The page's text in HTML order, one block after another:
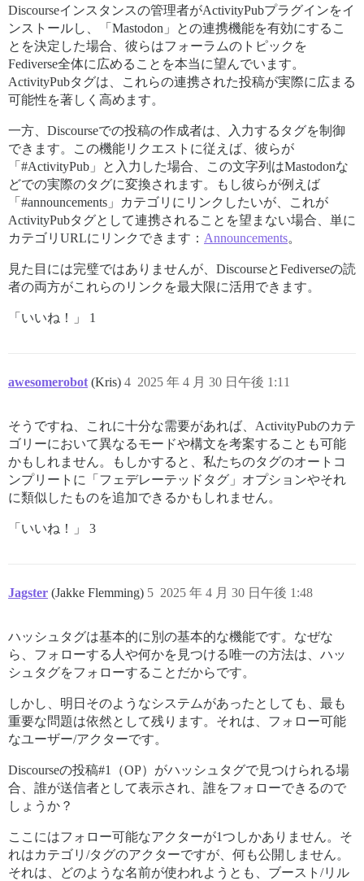
Discourseインスタンスの管理者がActivityPubプラグインをイ
ンストールし、「Mastodon」との連携機能を有効にするこ
とを決定した場合、彼らはフォーラムのトピックを
Fediverse全体に広めることを本当に望んでいます。
ActivityPubタグは、これらの連携された投稿が実際に広まる
可能性を著しく高めます。
一方、Discourseでの投稿の作成者は、入力するタグを制御
できます。この機能リクエストに従えば、彼らが
「 #ActivityPub」と入力した場合、この文字列はMastodonな
どでの実際のタグに変換されます。もし彼らが例えば
「 #announcements」カテゴリにリンクしたいが、これが
ActivityPubタグとして連携されることを望まない場合、単に
カテゴリURLにリンクできます ： Announcements。
見た目には完璧ではありませんが、DiscourseとFediverseの読
者の両方がこれらのリンクを最大限に活用できます。
「いいね！」 1
awesomerobot (Kris) 2025 年 4 月 30 日午後 1:11
4
そうですね、これに十分な需要があれば、ActivityPubのカテ
ゴリーにおいて異なるモードや構文を考案することも可能
かもしれません。もしかすると、私たちのタグのオートコ
ンプリートに「フェデレーテッドタグ」オプションやそれ
に類似したものを追加できるかもしれません。
「いいね！」 3
Jagster (Jakke Flemming) 2025 年 4 月 30 日午後 1:48
5
ハッシュタグは基本的に別の基本的な機能です。なぜな
ら、フォローする人や何かを見つける唯一の方法は、ハッ
シュタグをフォローすることだからです。
しかし、明日そのようなシステムがあったとしても、最も
重要な問題は依然として残ります。それは、フォロー可能
なユーザー/アクターです。
Discourseの投稿#1（OP）がハッシュタグで見つけられる場
合、誰が送信者として表示され、誰をフォローできるので
しょうか？
ここにはフォロー可能なアクターが1つしかありません。そ
れはカテゴリ/タグのアクターですが、何も公開しません。
それは、どのような名前が使われようとも、ブースト/リル